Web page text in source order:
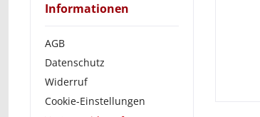
Informationen
AGB
Datenschutz
Widerruf
Cookie-Einstellungen